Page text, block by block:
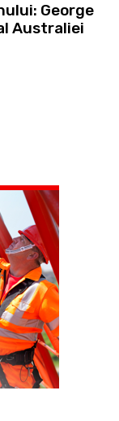
George
Australiei